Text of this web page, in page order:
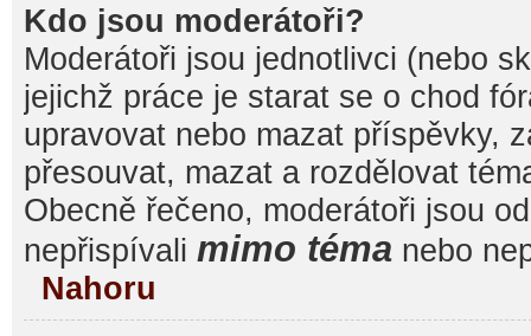
Kdo jsou moderátoři?
Moderátoři jsou jednotlivci (nebo
jejichž práce je starat se o chod
upravovat nebo mazat příspěvky,
přesouvat, mazat a rozdělovat
Obecně řečeno, moderátoři jsou
nepřispívali mimo téma nebo
Nahoru